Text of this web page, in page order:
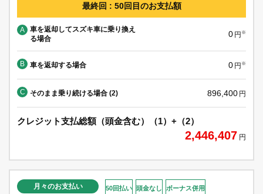
最終回 : 50回目のお支払額
A
車を返却してスズキ車に乗り換え
る場合
0 円 ※
B 車を返却する場合 0 円 ※
C そのまま乗り続ける場合 (2) 896,400 円
クレジット支払総額（頭金含む）（1）+（2）
2,446,407 円
月々のお支払い 50回払い 頭金なし ボーナス併用